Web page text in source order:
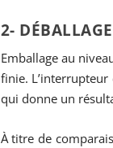
2- DÉBALLAGE
Emballage au
finie.
qui donne un
À titre de